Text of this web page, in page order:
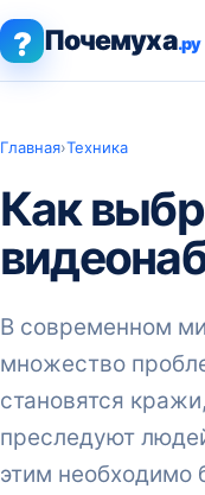
? Почемуха.ру
Главная›Техника
Как
В современном
множество
становятся
преследуют
этим необходимо